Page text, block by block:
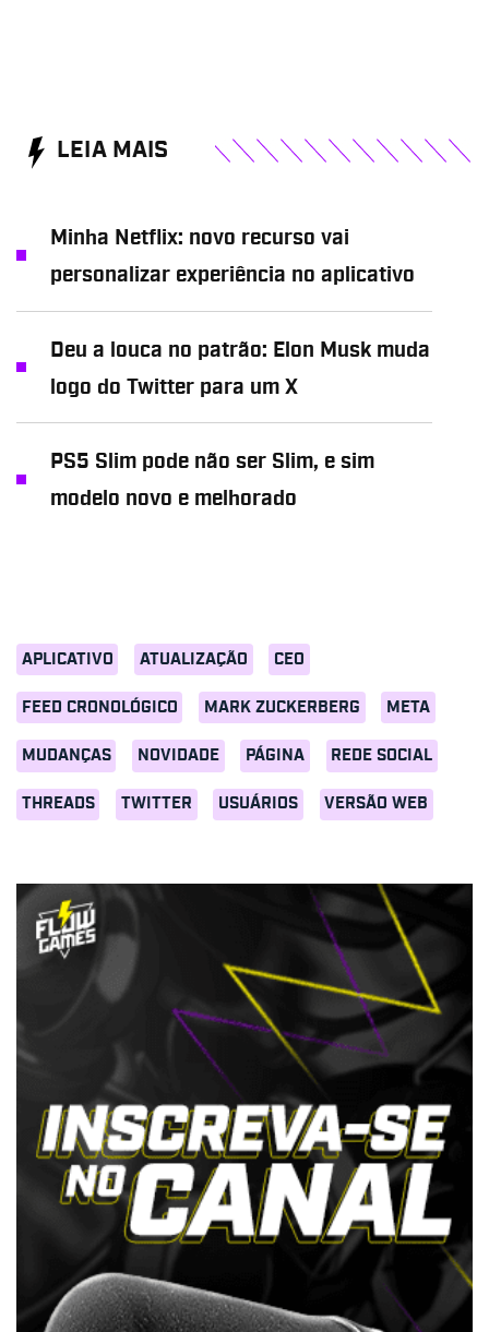
APLICATIVO ATUALIZAÇÃO CEO
FEED CRONOLÓGICO MARK ZUCKERBERG META
MUDANÇAS NOVIDADE PÁGINA REDE SOCIAL
THREADS TWITTER USUÁRIOS VERSÃO WEB
LEIA MAIS
Minha Netflix: novo recurso vai
personalizar experiência no aplicativo
Deu a louca no patrão: Elon Musk muda
logo do Twitter para um X
PS5 Slim pode não ser Slim, e sim
modelo novo e melhorado